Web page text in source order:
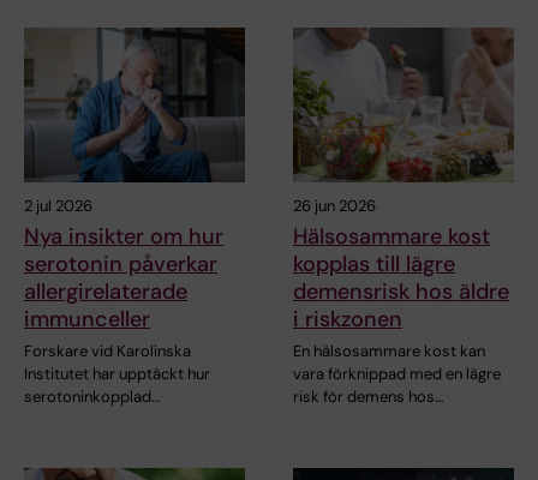
2 jul 2026
Nya insikter om hur
serotonin påverkar
allergirelaterade
immunceller
Forskare vid Karolinska
Institutet har upptäckt hur
serotoninkopplad…
26 jun 2026
Hälsosammare kost
kopplas till lägre
demensrisk hos äldre
i riskzonen
En hälsosammare kost kan
vara förknippad med en lägre
risk för demens hos…